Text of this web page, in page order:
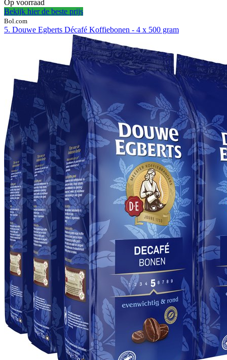
Op voorraad
Bekijk hier de beste prijs
Bol.com
5. Douwe Egberts Décafé Koffiebonen - 4 x 500 gram